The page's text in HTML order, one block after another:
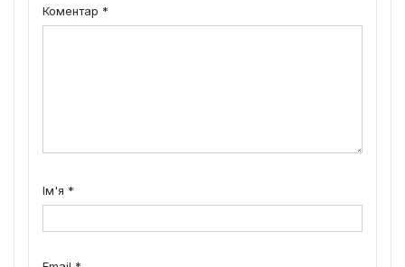
Коментар *
Ім'я *